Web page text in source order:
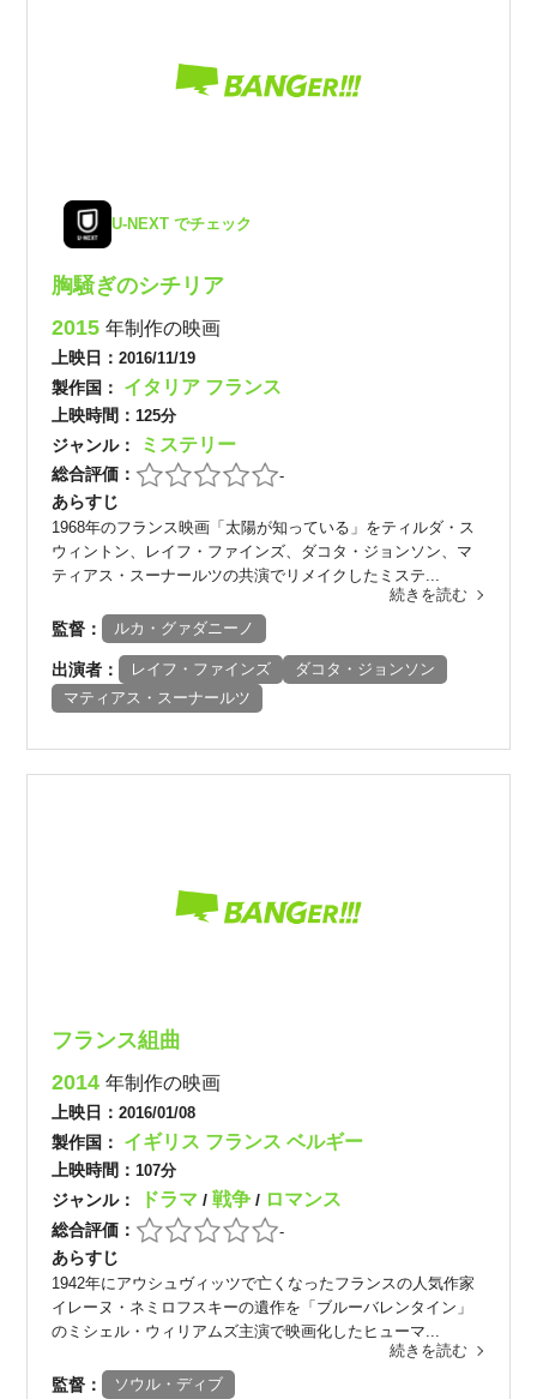
U-NEXT でチェック
胸騒ぎのシチリア
2015年制作の映画
上映日：2016/11/19
製作国： イタリア フランス
上映時間： 125分
ジャンル： ミステリー
総合評価： -
あらすじ
1968年のフランス映画「太陽が知っている」をティルダ・ス
ウィントン、レイフ・ファインズ、ダコタ・ジョンソン、マ
ティアス・スーナールツの共演でリメイクしたミステ...
続きを読む
監督： ルカ・グァダニーノ
出演者： レイフ・ファインズ
ダコタ・ジョンソン
マティアス・スーナールツ
フランス組曲
2014年制作の映画
上映日：2016/01/08
製作国： イギリス フランス ベルギー
上映時間：107分
ジャンル： ドラマ/戦争/ ロマンス
総合評価： -
あらすじ
1942年にアウシュヴィッツで亡くなったフランスの人気作家
イレーヌ・ネミロフスキーの遺作を「ブルーバレンタイン」
のミシェル・ウィリアムズ主演で映画化したヒューマ...
続きを読む
監督： ソウル・ディブ